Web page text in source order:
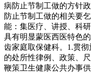
病防止节制工做的方针
防止节制工做的相关要
能：集医疗、讲授、科
具有明显蒙医西医特色
齿家庭取保健科。1.贯
的处所性律例、政策、
鞭策卫生健康公共办事